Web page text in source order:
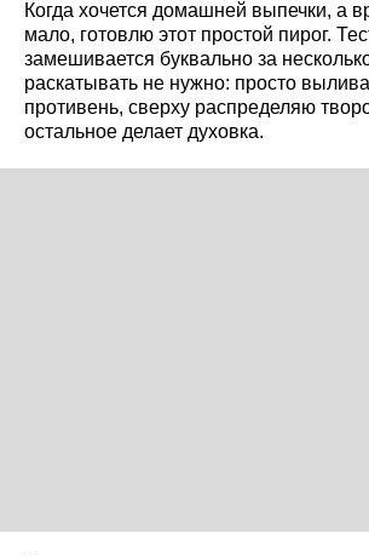
Когда хочется домашней выпечки, а
мало, готовлю этот простой пирог.
замешивается буквально за
раскатывать не нужно: просто
противень, сверху распределяю
остальное делает духовка.